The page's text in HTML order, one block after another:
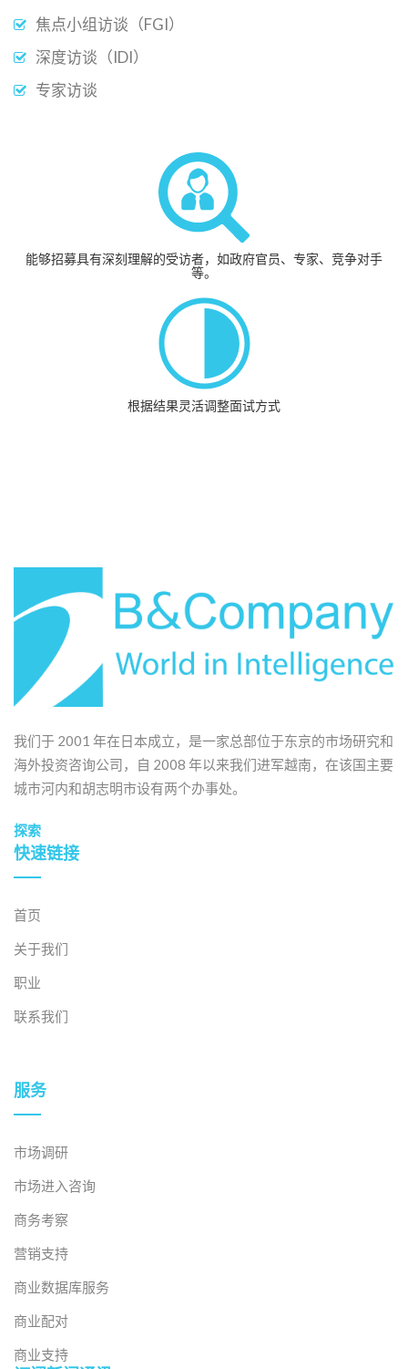
焦点小组访谈（FGI）
深度访谈（IDI）
专家访谈
能够招募具有深刻理解的受访者，如政府官员、专家、竞争对手
等。
根据结果灵活调整面试方式
我们于 2001 年在日本成立，是一家总部位于东京的市场研究和
海外投资咨询公司，自 2008 年以来我们进军越南，在该国主要
城市河内和胡志明市设有两个办事处。
探索
快速链接
首页
关于我们
职业
联系我们
服务
市场调研
市场进入咨询
商务考察
营销支持
商业数据库服务
商业配对
商业支持